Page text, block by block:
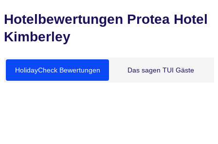
Hotelbewertungen Protea Hotel
Kimberley
HolidayCheck Bewertungen Das sagen TUI Gäste